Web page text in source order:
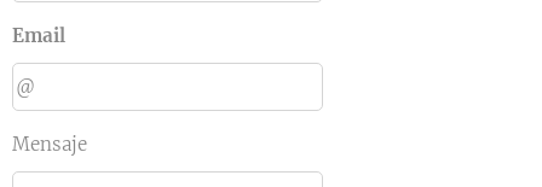
Email
Mensaje